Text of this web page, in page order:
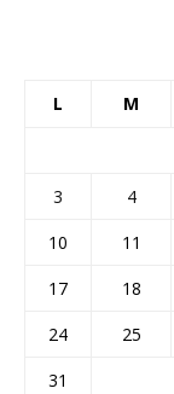
L M
3
4
10
11
17
18
24
25
31